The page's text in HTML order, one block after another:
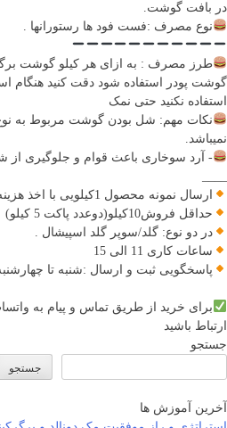
در بافت گوشت.
نوع مصرف :فست فود ها رستورانها .
گوشت پودر استفاده شود دقت کنید هنگام
استفاده نکنید حتی نمک
نکات مهم: شل بودن گوشت مربوط به
نمیباشد.
- آرد سوخاری باعث قوام و جلوگیری
ارسال نمونه محصول 1کیلویی با اخذ هزینه ارسال و فاکتور
حداقل فروش10کیلو(دوعدد پاکت 5 کیلو)
در دو نوع: گلد/سوپر گلد اسپیشال .
ساعات کاری 11 الی 15
پاسخگویی ثبت و ارسال :شنبه تا
برای خرید از طریق تماس و پیام به
ارتباط باشید
جستجو
جستجو
آخرین آموزش ها